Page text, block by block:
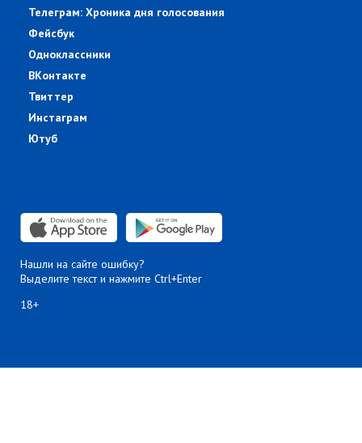
Телеграм: Хроника дня голосования
Фейсбук
Одноклассники
ВКонтакте
Твиттер
Инстаграм
Ютуб
Нашли на сайте ошибку?
Выделите текст и нажмите Ctrl+Enter
18+